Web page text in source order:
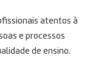
atentos à
e processos
de ensino.